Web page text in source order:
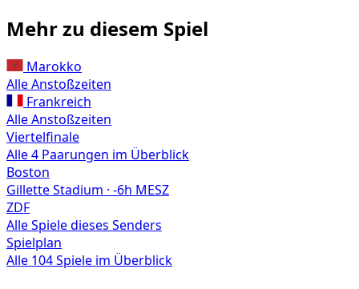
Mehr zu diesem Spiel
Marokko
Alle Anstoßzeiten
Frankreich
Alle Anstoßzeiten
Viertelfinale
Alle 4 Paarungen im Überblick
Boston
Gillette Stadium · -6h MESZ
ZDF
Alle Spiele dieses Senders
Spielplan
Alle 104 Spiele im Überblick